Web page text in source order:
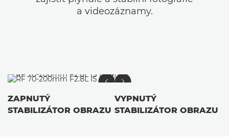
a videozáznamy.
ZAPNUTÝ
STABILIZÁTOR OBRAZU
VYPNUTÝ
STABILIZÁTOR OBRAZU